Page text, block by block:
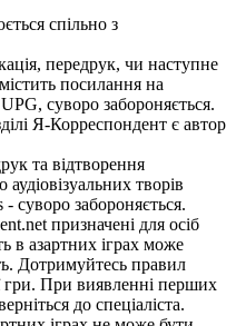
спільно з
передрук, чи наступне
посилання на
суворо забороняється.
Я-Корреспондент є автор
та відтворення
творів
суворо забороняється.
призначені для осіб
в азартних іграх може
Дотримуйтесь правил
гри. При виявленні перших
до спеціаліста.